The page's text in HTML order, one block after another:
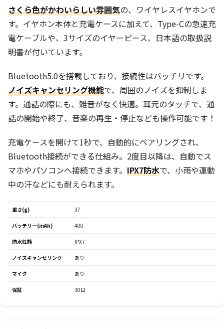
さくら色がかわいらしい雰囲気の、ワイヤレスイヤホンで
す。イヤホン本体と充電ケースに加えて、Type-Cの急速充
電ケーブルや、3サイズのイヤーピース、日本語の取扱説
明書が付いています。
Bluetooth5.0を搭載しており、接続性はバッチリです。
ノイズキャンセリング機能で、周囲のノイズを抑制しま
す。通話の際にも、雑音がなく快適。耳元のタッチで、通
話の開始や終了、音楽の再生・停止なども操作可能です！
充電ケースを開けて1秒で、自動的にペアリングされ、
Bluetooth接続ができる仕組み。2度目以降は、自動でス
マホやパソコンへ接続できます。 IPX7防水で、小雨や運動
中の汗などにも耐えられます。
重さ(g) 37
バッテリー(mAh) 400
防水性能 IPX7
ノイズキャンセリング あり
マイク あり
保証 30日